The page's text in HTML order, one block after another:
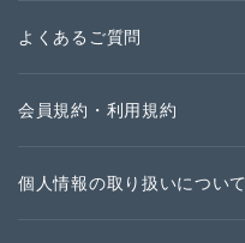
よくあるご質問
会員規約・利用規約
個人情報の取り扱いについて